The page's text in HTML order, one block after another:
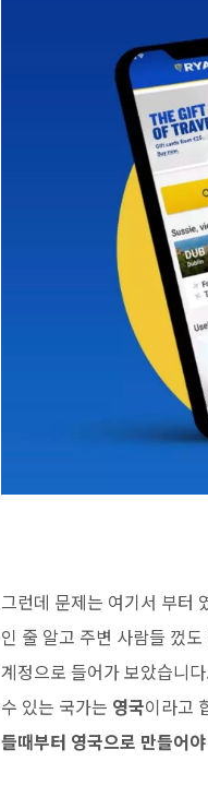
그런데 문제는 여기서 부터
인 줄 알고 주변 사람들 껐
계정으로 들어가 보았습니
수 있는 국가는 영국이라고
들때부터 영국으로 만들어